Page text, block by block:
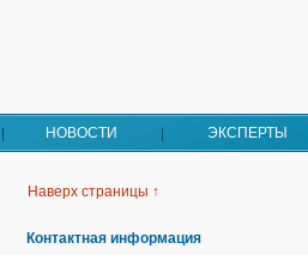
НОВОСТИ ЭКСПЕРТЫ
Наверх страницы ↑
Контактная информация